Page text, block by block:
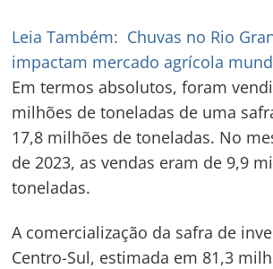
Leia Também: Chuvas no Rio
impactam mercado agrícola
Em termos absolutos, foram
milhões de toneladas de uma
17,8 milhões de toneladas. No
de 2023, as vendas eram de 9,9
toneladas.
A comercialização da safra de
Centro-Sul, estimada em 81,3